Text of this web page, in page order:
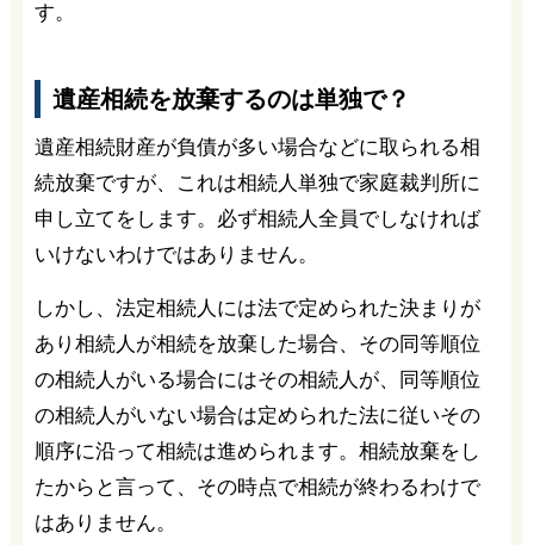
す。
遺産相続を放棄するのは単独で？
遺産相続財産が負債が多い場合などに取られる相
続放棄ですが、これは相続人単独で家庭裁判所に
申し立てをします。必ず相続人全員でしなければ
いけないわけではありません。
しかし、法定相続人には法で定められた決まりが
あり相続人が相続を放棄した場合、その同等順位
の相続人がいる場合にはその相続人が、同等順位
の相続人がいない場合は定められた法に従いその
順序に沿って相続は進められます。相続放棄をし
たからと言って、その時点で相続が終わるわけで
はありません。